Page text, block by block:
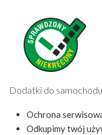
Dodatki do samochodu
Ochrona
Odkupimy twój